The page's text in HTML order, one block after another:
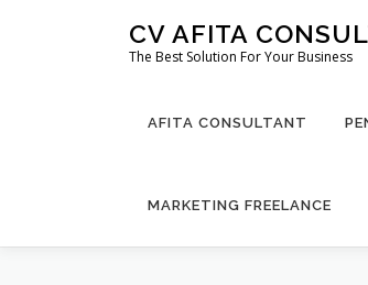
CV AFITA
The Best Solution For Your Business
AFITA CONSULTANT
MARKETING FREELANCE